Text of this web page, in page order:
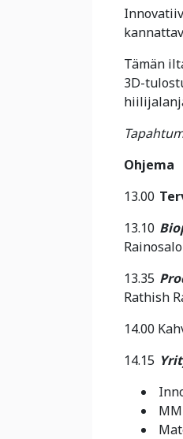
Tämän
3D-
Ohjema
13.00
13.10
13.35
Rathish
14.00
14.15